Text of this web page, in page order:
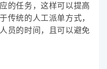
的任务，这样可以提高
传统的人工派单方式，
员的时间，且可以避免